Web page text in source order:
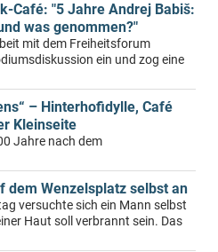
Café: "5 Jahre Andrej Babiš:
was genommen?"
mit dem Freiheitsforum
ein und zog eine
– Hinterhofidylle, Café
Kleinseite
Jahre nach dem
dem Wenzelsplatz selbst an
versuchte sich ein Mann selbst
Haut soll verbrannt sein. Das